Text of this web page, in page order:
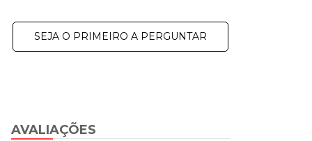
AVALIAÇÕES
SEJA O PRIMEIRO A PERGUNTAR